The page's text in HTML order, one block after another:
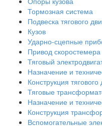
Тормозная система
Подвеска тягового
Кузов
Ударно-сцепные
Привод
Тяговый
Назначение и
Конструкция тягового
Тяговые
Назначение и
Конструкция
Вспомогательные